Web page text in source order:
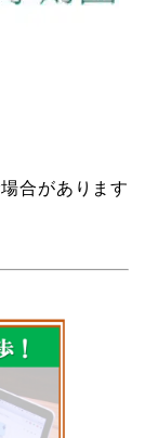
合があります